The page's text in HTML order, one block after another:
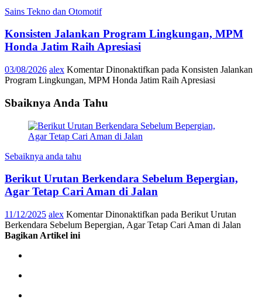
Sains Tekno dan Otomotif
Konsisten Jalankan Program Lingkungan, MPM
Honda Jatim Raih Apresiasi
03/08/2026 alex Komentar Dinonaktifkan pada Konsisten Jalankan
Program Lingkungan, MPM Honda Jatim Raih Apresiasi
Sbaiknya Anda Tahu
Sebaiknya anda tahu
Berikut Urutan Berkendara Sebelum Bepergian,
Agar Tetap Cari Aman di Jalan
11/12/2025 alex Komentar Dinonaktifkan pada Berikut Urutan
Berkendara Sebelum Bepergian, Agar Tetap Cari Aman di Jalan
Bagikan Artikel ini